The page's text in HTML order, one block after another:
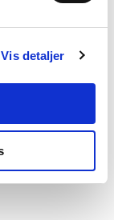
Vis detaljer